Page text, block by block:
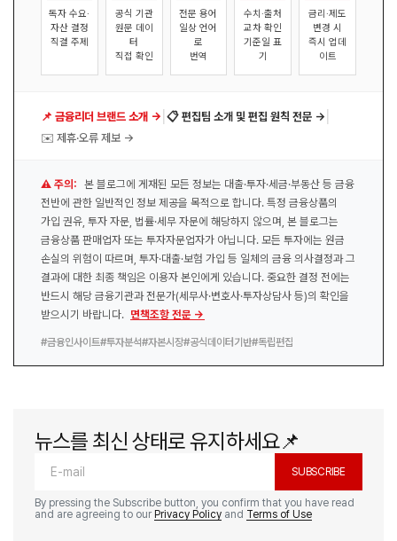
독자 수요·
자산 결정
직결 주제
공식 기관
원문 데이
터
직접 확인
전문 용어
일상 언어
로
번역
수치·출처
교차 확인
기준일 표
기
금리·제도
변경 시
즉시 업데
이트
📌 금융리더 브랜드 소개 → 📋 편집팀 소개 및 편집 원칙 전문 →
✉️ 제휴·오류 제보 →
⚠️ 주의: 본 블로그에 게재된 모든 정보는 대출·투자·세금·부동산 등 금융
전반에 관한 일반적인 정보 제공을 목적으로 합니다. 특정 금융상품의
가입 권유, 투자 자문, 법률·세무 자문에 해당하지 않으며, 본 블로그는
금융상품 판매업자 또는 투자자문업자가 아닙니다. 모든 투자에는 원금
손실의 위험이 따르며, 투자·대출·보험 가입 등 일체의 금융 의사결정과 그
결과에 대한 최종 책임은 이용자 본인에게 있습니다. 중요한 결정 전에는
반드시 해당 금융기관과 전문가(세무사·변호사·투자상담사 등)의 확인을
받으시기 바랍니다. 면책조항 전문 →
#금융인사이트#투자분석#자본시장#공식데이터기반#독립편집
뉴스를 최신 상태로 유지하세요📌
SUBSCRIBE
By pressing the Subscribe button, you confirm that you have read
and are agreeing to our Privacy Policy and Terms of Use